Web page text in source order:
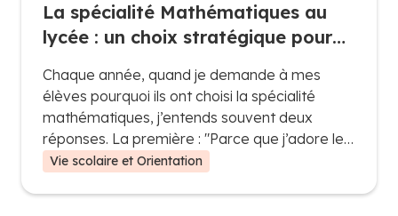
La spécialité Mathématiques au
lycée : un choix stratégique pour
Chaque année, quand je demande à mes
élèves pourquoi ils ont choisi la spécialité
mathématiques, j’entends souvent deux
réponses. La première : "Parce que j’adore les
maths, j’aime résoudre des problèmes et
Vie scolaire et Orientation